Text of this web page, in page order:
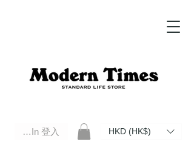
Log In 登入 HKD (HK$)